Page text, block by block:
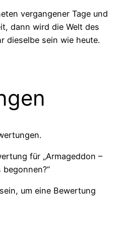
vergangener Tage und
dann wird die Welt des
dieselbe sein wie heute.
für „Armageddon –
sein, um eine Bewertung